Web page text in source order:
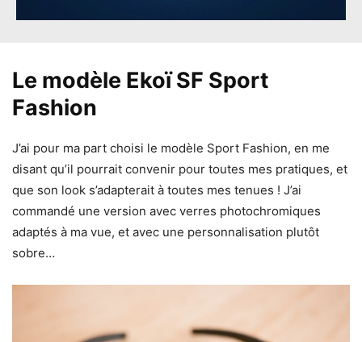
Le modèle Ekoï SF Sport
Fashion
J’ai pour ma part choisi le modèle Sport Fashion, en me
disant qu’il pourrait convenir pour toutes mes pratiques, et
que son look s’adapterait à toutes mes tenues ! J’ai
commandé une version avec verres photochromiques
adaptés à ma vue, et avec une personnalisation plutôt
sobre…